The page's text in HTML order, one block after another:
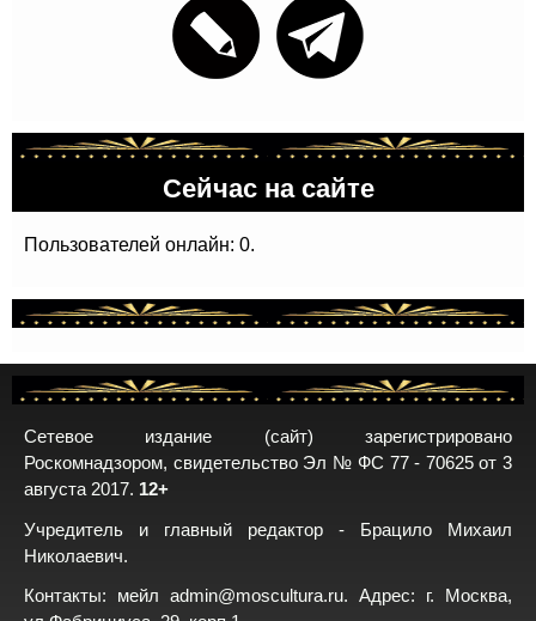
Сейчас на сайте
Пользователей онлайн: 0.
Сетевое издание (сайт) зарегистрировано
Роскомнадзором, свидетельство Эл № ФС 77 - 70625 от 3
августа 2017. 12+
Учредитель и главный редактор - Брацило Михаил
Николаевич.
Контакты: мейл admin@moscultura.ru. Адрес: г. Москва,